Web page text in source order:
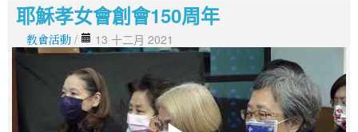
耶穌孝女會創會150周年
教會活動 / 13 十二月 2021